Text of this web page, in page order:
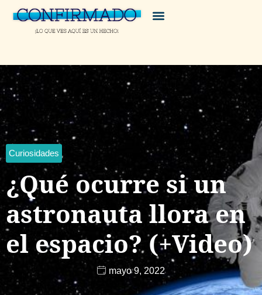
Curiosidades
¿Qué ocurre si un
astronauta llora en
el espacio? (+Video)
mayo 9, 2022